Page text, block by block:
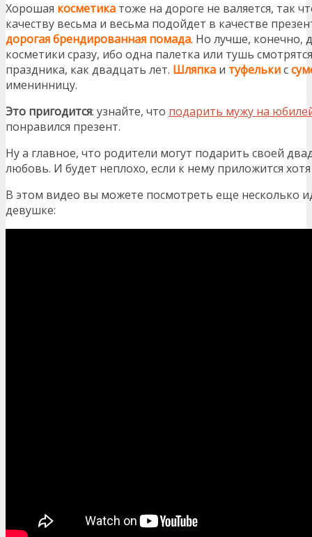
Хорошая косметика тоже на дороге не валяется, так
качеству весьма и весьма подойдет в качестве
дорогая брендированная помада. Но лучше, конечно,
косметики сразу, ибо одна палетка или тушь
праздника, как двадцать лет. Шляпка и туфелькис
именинницу.
Это пригодится: узнайте, что подарить мужу на
понравился презент.
Ну а главное, что родители могут подарить своей
любовь. И будет неплохо, если к нему приложится
В этом видео вы можете посмотреть еще несколько
девушке: